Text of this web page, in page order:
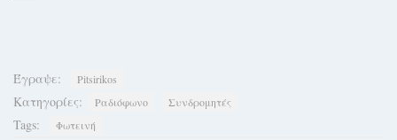
Έγραψε: Pitsirikos
Κατηγορίες: Ραδιόφωνο Συνδρομητές
Tags: Φωτεινή